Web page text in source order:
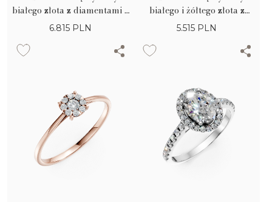
białego złota z diamentami o
masie 0.4ct
6.815 PLN
białego i żółtego złota z
diamentami o masie 0.2ct
5.515 PLN